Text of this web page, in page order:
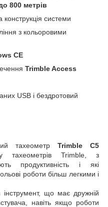
800 метрів
конструкція системи
з кольоровими
CE
Trimble Access
USB і бездротовий
тахеометр Trimble C5
тахеометрів Trimble, з
продуктивність і які
роботи більш легкими і
інструмент, що має дружній
навіть якщо роботи